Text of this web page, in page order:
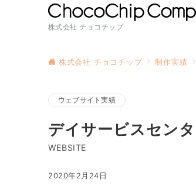
株式会社 チョコチップ
株式会社 チョコチップ 制作実績
ウェブサイト実績
デイサービスセン
WEBSITE
2020年2月24日